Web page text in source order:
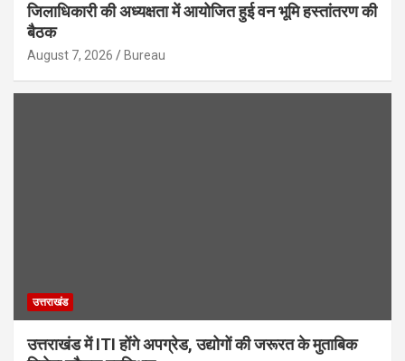
जिलाधिकारी की अध्यक्षता में आयोजित हुई वन भूमि हस्तांतरण की
बैठक
August 7, 2026 Bureau
उत्तराखंड
उत्तराखंड में ITI होंगे अपग्रेड, उद्योगों की जरूरत के मुताबिक